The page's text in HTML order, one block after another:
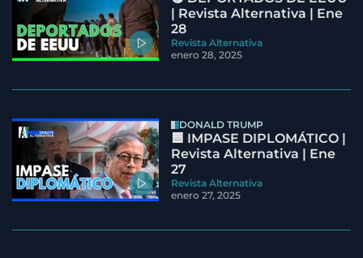
| Revista Alternativa | Ene
28
Revista Alternativa
enero 28, 2025
DONALD TRUMP
🟦 IMPASE DIPLOMÁTICO |
Revista Alternativa | Ene
27
Revista Alternativa
enero 27, 2025